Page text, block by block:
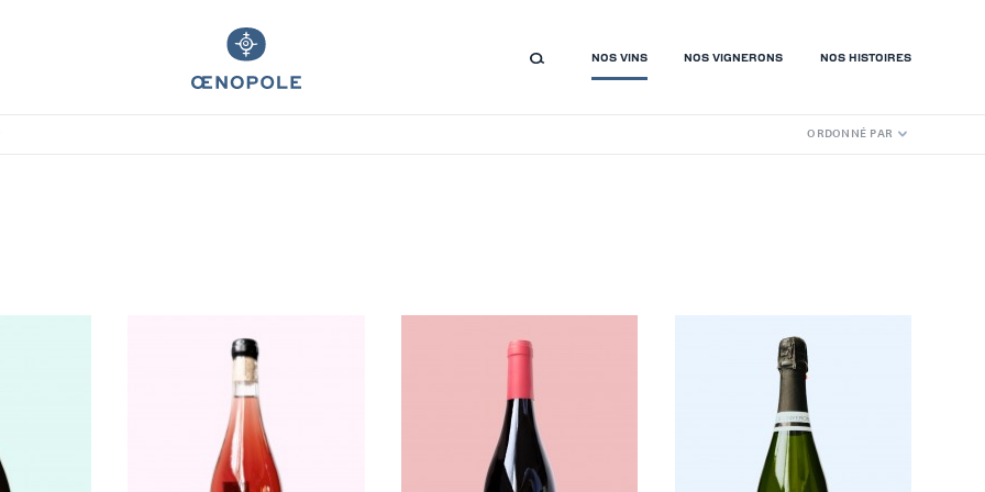
NOS VINS NOS VIGNERONS NOS HISTOIRES
ORDONNÉ PAR